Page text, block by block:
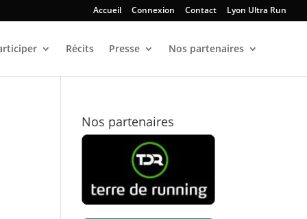
Accueil Connexion Contact Lyon Ultra Run
Récits Presse Nos partenaires
Nos partenaires